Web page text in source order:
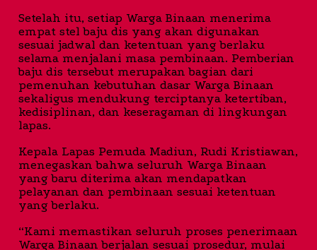
Setelah itu, setiap Warga Binaan menerima
empat stel baju dis yang akan digunakan
sesuai jadwal dan ketentuan yang berlaku
selama menjalani masa pembinaan. Pemberian
baju dis tersebut merupakan bagian dari
pemenuhan kebutuhan dasar Warga Binaan
sekaligus mendukung terciptanya ketertiban,
kedisiplinan, dan keseragaman di lingkungan
lapas.
Kepala Lapas Pemuda Madiun, Rudi Kristiawan,
menegaskan bahwa seluruh Warga Binaan
yang baru diterima akan mendapatkan
pelayanan dan pembinaan sesuai ketentuan
yang berlaku.
“Kami memastikan seluruh proses penerimaan
Warga Binaan berjalan sesuai prosedur, mulai